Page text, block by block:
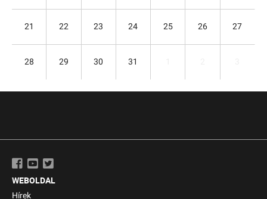
21 22 23 24 25 26 27
28 29 30 31
WEBOLDAL
Hírek